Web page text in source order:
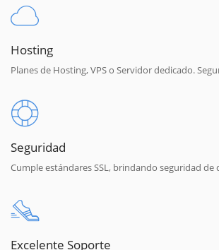
Hosting
Planes de Hosting, VPS o Servidor dedicado.
Seguridad
Cumple estándares SSL, brindando seguridad de
Excelente Soporte